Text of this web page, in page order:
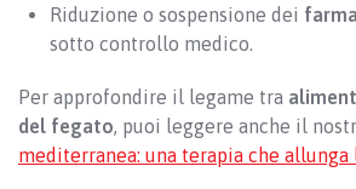
Riduzione o sospensione dei
sotto controllo medico.
Per approfondire il legame tra
del fegato, puoi leggere anche il
mediterranea: una terapia che allunga